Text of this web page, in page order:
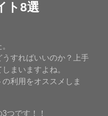
ト8選
すればいいのか？上手
まいますよね。
利用をオススメしま
つです！！